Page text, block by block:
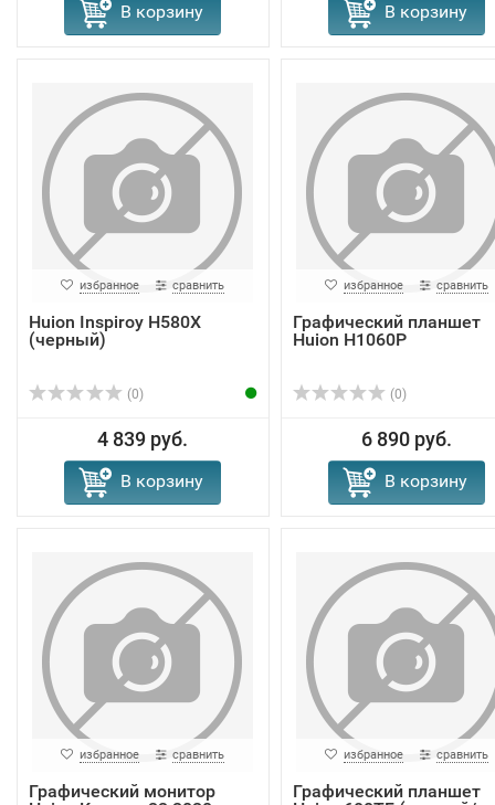
В корзину В корзину
избранное сравнить
Huion Inspiroy H580X
(черный)
(0)
4 839 руб.
В корзину
избранное сравнить
Графический планшет
Huion H1060P
(0)
6 890 руб.
В корзину
избранное сравнить
Графический монитор
избранное сравнить
Графический планшет